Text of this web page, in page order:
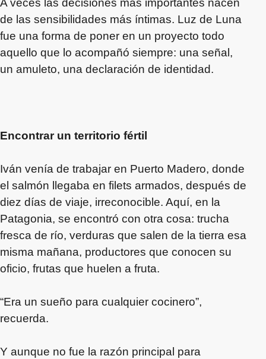
A veces las decisiones más importantes nacen
de las sensibilidades más íntimas. Luz de Luna
fue una forma de poner en un proyecto todo
aquello que lo acompañó siempre: una señal,
un amuleto, una declaración de identidad.
Encontrar un territorio fértil
Iván venía de trabajar en Puerto Madero, donde
el salmón llegaba en filets armados, después de
diez días de viaje, irreconocible. Aquí, en la
Patagonia, se encontró con otra cosa: trucha
fresca de río, verduras que salen de la tierra esa
misma mañana, productores que conocen su
oficio, frutas que huelen a fruta.
“Era un sueño para cualquier cocinero”,
recuerda.
Y aunque no fue la razón principal para